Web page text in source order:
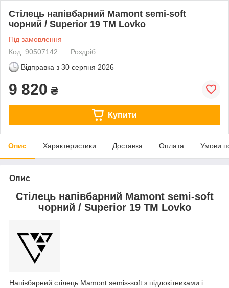
Стілець напівбарний Mamont semi-soft
чорний / Superior 19 TM Lovko
Під замовлення
Код: 90507142
Роздріб
Відправка з 30 серпня 2026
9 820 ₴
Купити
Опис Характеристики Доставка Оплата Умови
Опис
Стілець напівбарний Mamont semi-soft
чорний / Superior 19 TM Lovko
Напівбарний стілець Mamont semis-soft з підлокітниками і